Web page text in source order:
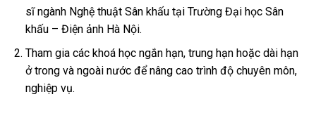
sĩ ngành Nghệ thuật Sân khấu tại Trường Đại học Sân
khấu – Điện ảnh Hà Nội.
Tham gia các khoá học ngắn hạn, trung hạn hoặc dài hạn
ở trong và ngoài nước để nâng cao trình độ chuyên môn,
nghiệp vụ.